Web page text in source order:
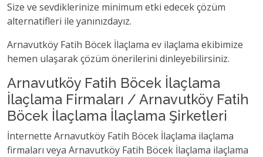
Size ve sevdiklerinize minimum etki edecek çözüm
alternatifleri ile yanınızdayız.
Arnavutköy Fatih Böcek İlaçlama ev ilaçlama ekibimize
hemen ulaşarak çözüm önerilerini dinleyebilirsiniz.
Arnavutköy Fatih Böcek İlaçlama
İlaçlama Firmaları / Arnavutköy Fatih
Böcek İlaçlama İlaçlama Şirketleri
İnternette Arnavutköy Fatih Böcek İlaçlama ilaçlama
firmaları veya Arnavutköy Fatih Böcek İlaçlama ilaçlama